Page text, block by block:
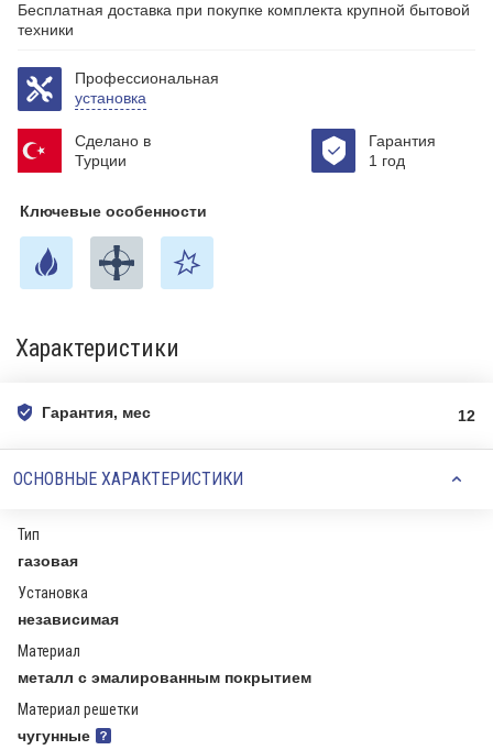
Бесплатная доставка при покупке комплекта крупной бытовой
техники
Профессиональная
установка
Сделано в
Турции
Гарантия
1 год
Ключевые особенности
Характеристики
Гарантия, мес 12
ОСНОВНЫЕ ХАРАКТЕРИСТИКИ
Тип
газовая
Установка
независимая
Материал
металл с эмалированным покрытием
Материал решетки
чугунные